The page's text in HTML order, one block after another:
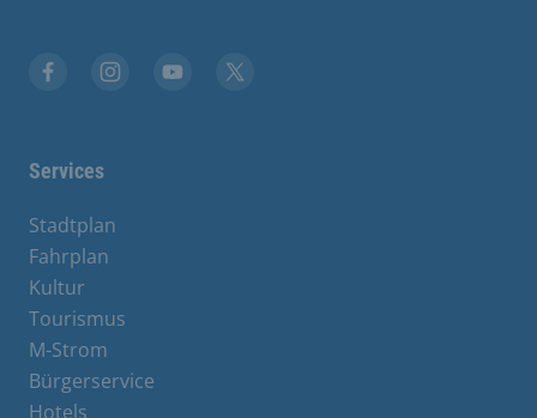
Services
Stadtplan
Fahrplan
Kultur
Tourismus
M-Strom
Bürgerservice
Hotels